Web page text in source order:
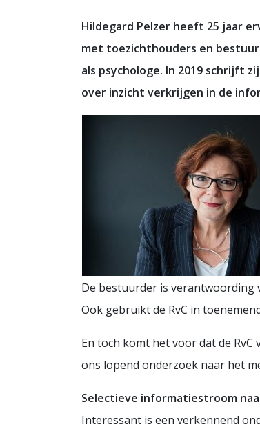
Hildegard Pelzer heeft 25 jaar
met toezichthouders en
als psychologe. In 2019 schrijft
over inzicht verkrijgen in de
De bestuurder is verantwoording
Ook gebruikt de RvC in
En toch komt het voor dat de
ons lopend onderzoek naar het
Selectieve informatiestroom
Interessant is een verkennend